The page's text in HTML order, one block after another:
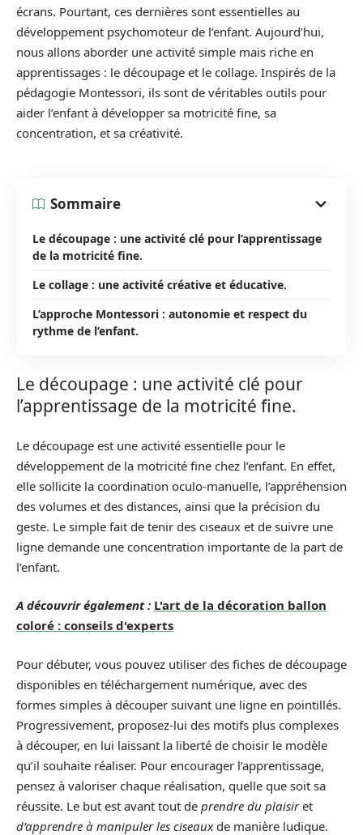
écrans. Pourtant, ces dernières sont essentielles au
développement psychomoteur de l’enfant. Aujourd’hui,
nous allons aborder une activité simple mais riche en
apprentissages : le découpage et le collage. Inspirés de la
pédagogie Montessori, ils sont de véritables outils pour
aider l’enfant à développer sa motricité fine, sa
concentration, et sa créativité.
Sommaire
Le découpage : une activité clé pour l’apprentissage
de la motricité fine.
Le collage : une activité créative et éducative.
L’approche Montessori : autonomie et respect du
rythme de l’enfant.
Le découpage : une activité clé pour
l’apprentissage de la motricité fine.
Le découpage est une activité essentielle pour le
développement de la motricité fine chez l’enfant. En effet,
elle sollicite la coordination oculo-manuelle, l’appréhension
des volumes et des distances, ainsi que la précision du
geste. Le simple fait de tenir des ciseaux et de suivre une
ligne demande une concentration importante de la part de
l’enfant.
A découvrir également : L'art de la décoration ballon
coloré : conseils d'experts
Pour débuter, vous pouvez utiliser des fiches de découpage
disponibles en téléchargement numérique, avec des
formes simples à découper suivant une ligne en pointillés.
Progressivement, proposez-lui des motifs plus complexes
à découper, en lui laissant la liberté de choisir le modèle
qu’il souhaite réaliser. Pour encourager l’apprentissage,
pensez à valoriser chaque réalisation, quelle que soit sa
réussite. Le but est avant tout de prendre du plaisiret
d’apprendre à manipuler les ciseauxde manière ludique.